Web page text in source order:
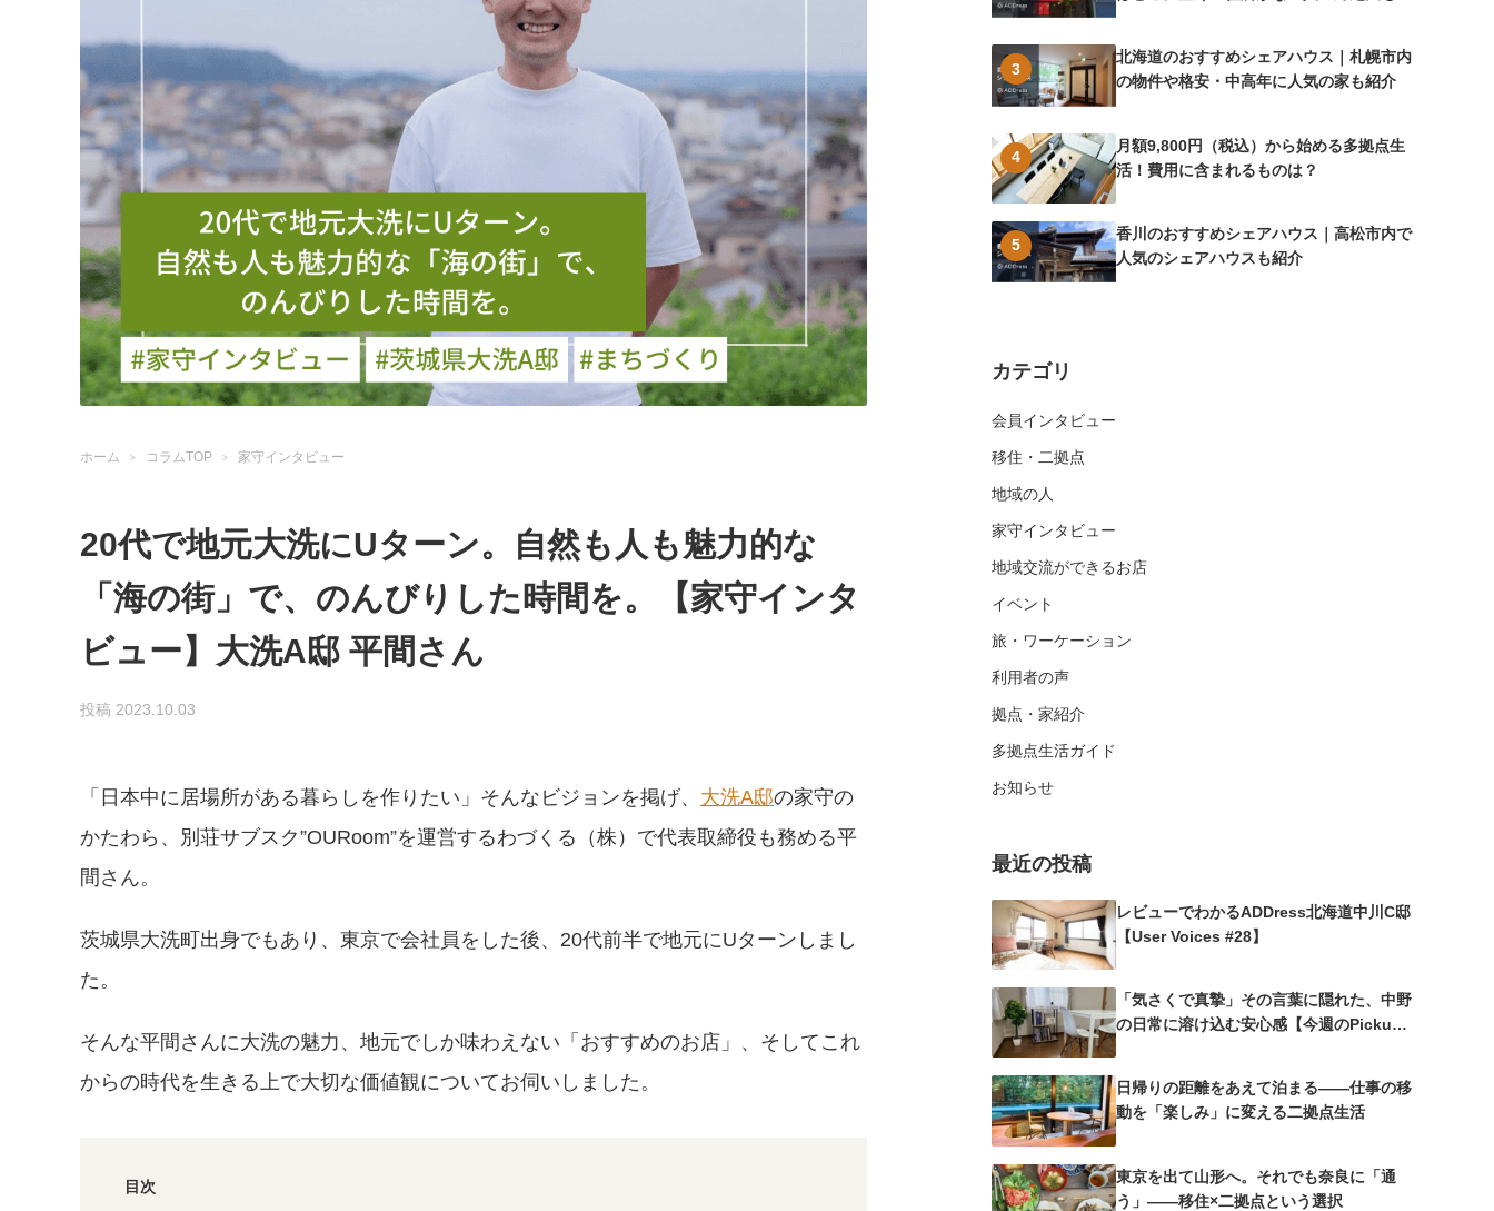
ホーム コラムTOP 家守インタビュー
20代で地元大洗にUターン。自然も人も魅力的な
「海の街」で、のんびりした時間を。【家守インタ
ビュー】大洗A邸 平間さん
投稿 2023.10.03
「日本中に居場所がある暮らしを作りたい」そんなビジョンを掲げ、 大洗A邸の家守の
かたわら、別荘サブスク”OURoom”を運営するわづくる（株）で代表取締役も務める平
間さん。
茨城県大洗町出身でもあり、東京で会社員をした後、20代前半で地元にUターンしまし
た。
そんな平間さんに大洗の魅力、地元でしか味わえない「おすすめのお店」、そしてこれ
からの時代を生きる上で大切な価値観についてお伺いしました。
目次
3
北海道のおすすめシェアハウス｜札幌市内
の物件や格安・中高年に人気の家も紹介
4
月額9,800円（税込）から始める多拠点生
活！費用に含まれるものは？
5
香川のおすすめシェアハウス｜高松市内で
人気のシェアハウスも紹介
カテゴリ
会員インタビュー
移住・二拠点
地域の人
家守インタビュー
地域交流ができるお店
イベント
旅・ワーケーション
利用者の声
拠点・家紹介
多拠点生活ガイド
お知らせ
最近の投稿
レビューでわかるADDress北海道中川C邸
【User Voices #28】
「気さくで真摯」その言葉に隠れた、中野
の日常に溶け込む安心感【今週のPickup
日帰りの距離をあえて泊まる——仕事の移
動を「楽しみ」に変える二拠点生活
東京を出て山形へ。それでも奈良に「通
う」——移住×二拠点という選択